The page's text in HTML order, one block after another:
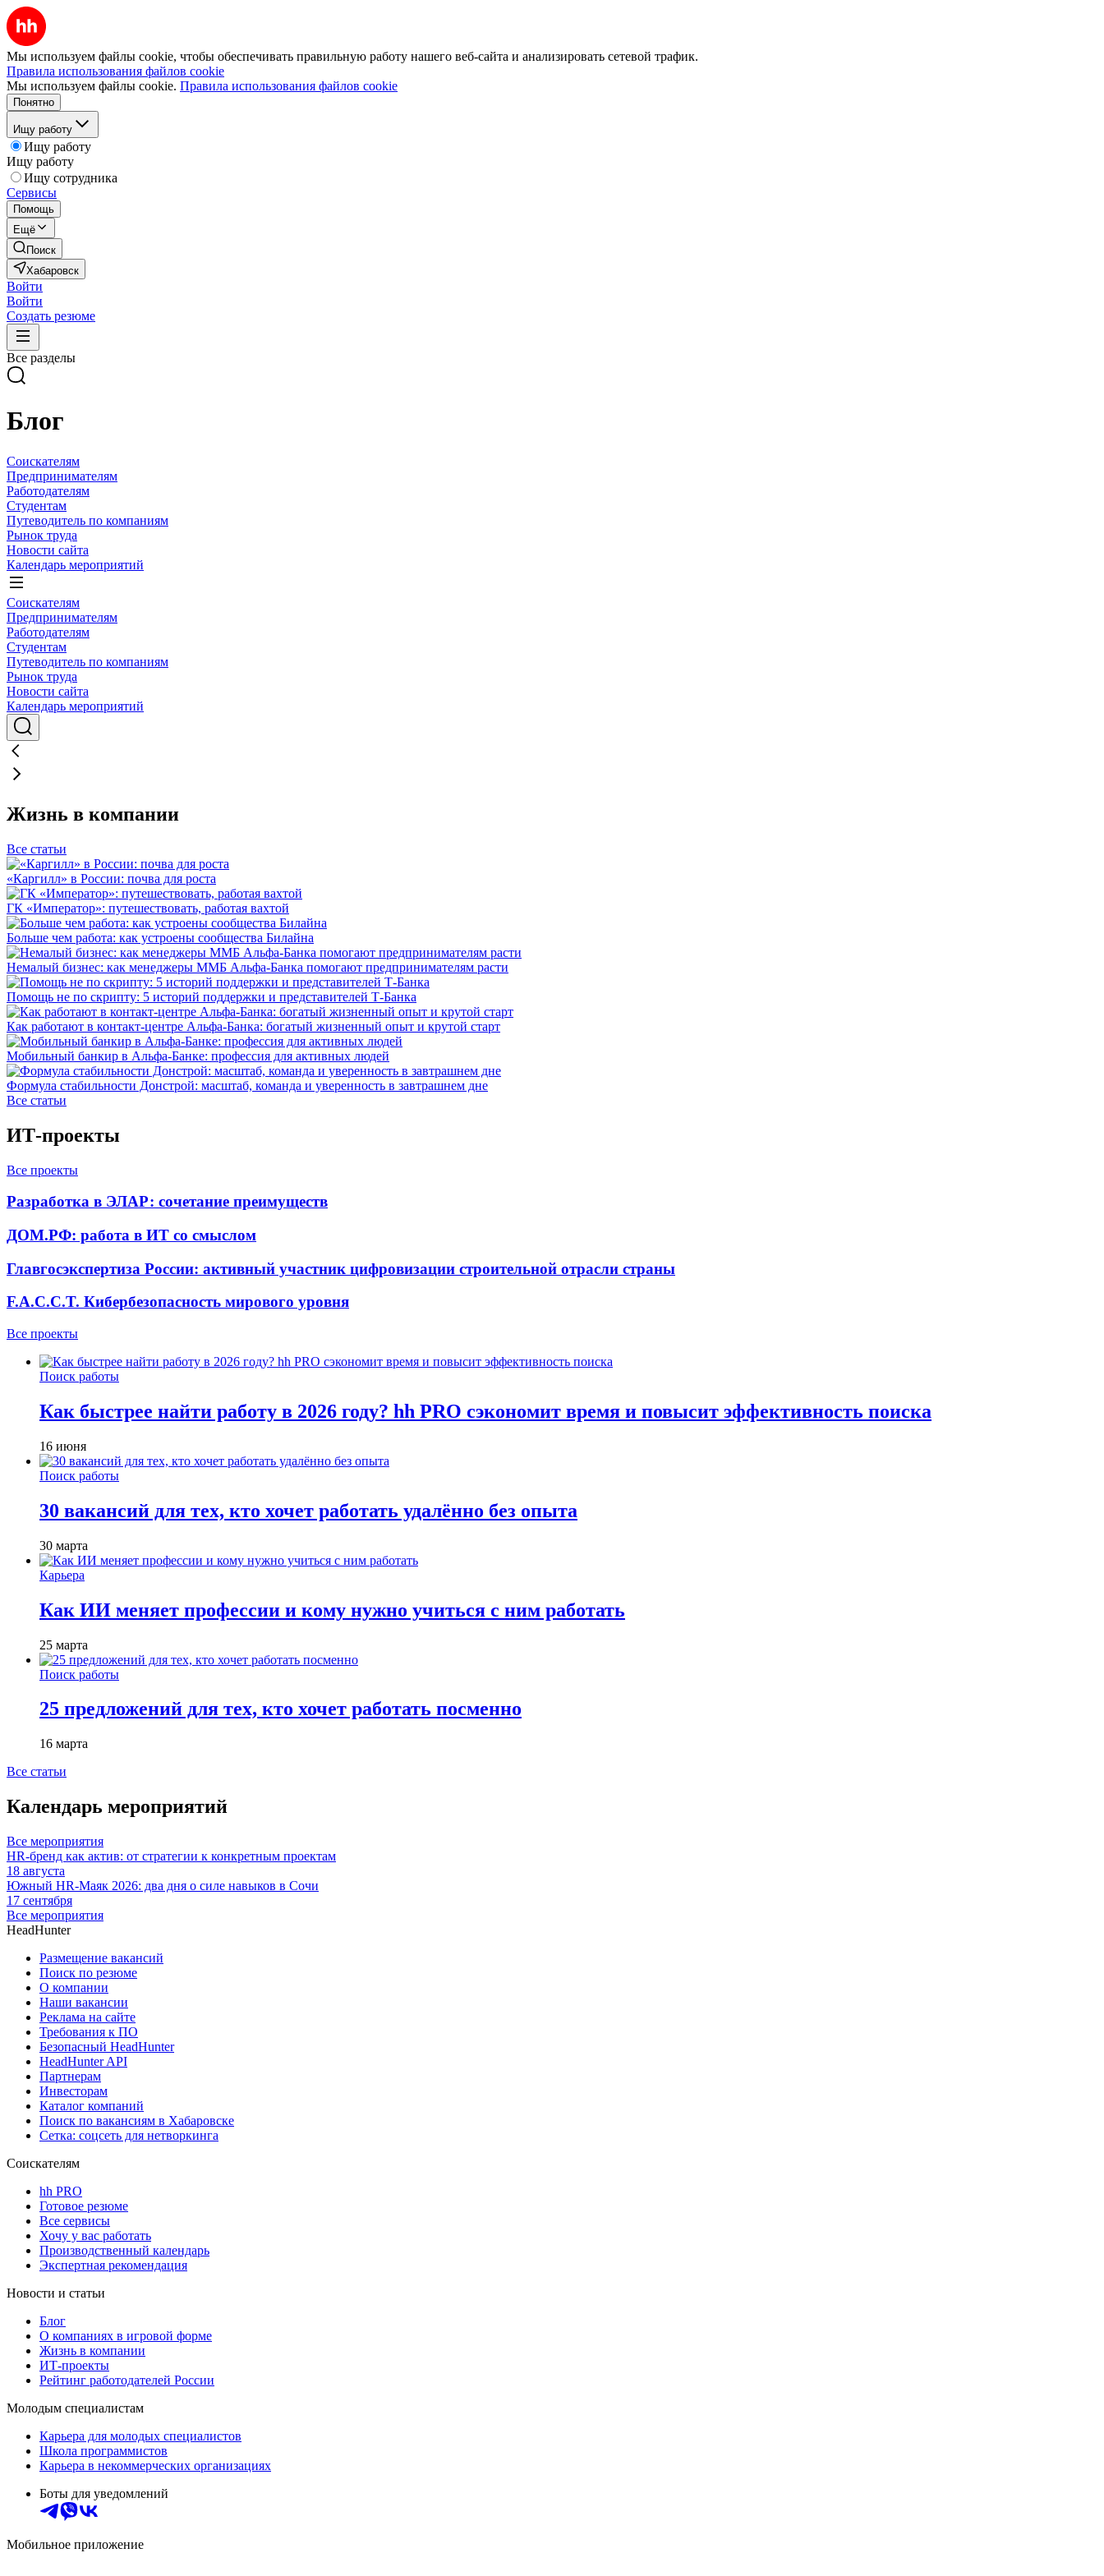
Мы используем файлы cookie, чтобы обеспечивать правильную работу нашего веб-сайта и анализировать сетевой трафик.
Правила использования файлов cookie
Мы используем файлы cookie. Правила использования файлов cookie
Понятно
Ищу работу
Ищу работу
Ищу работу
Ищу сотрудника
Сервисы
Помощь
Ещё
Поиск
Хабаровск
Войти
Войти
Создать резюме
Все разделы
Блог
Соискателям
Предпринимателям
Работодателям
Студентам
Путеводитель по компаниям
Рынок труда
Новости сайта
Календарь мероприятий
Соискателям
Предпринимателям
Работодателям
Студентам
Путеводитель по компаниям
Рынок труда
Новости сайта
Календарь мероприятий
Жизнь в компании
Все статьи
«Каргилл» в России: почва для роста
ГК «Император»: путешествовать, работая вахтой
Больше чем работа: как устроены сообщества Билайна
Немалый бизнес: как менеджеры ММБ Альфа-Банка помогают предпринимателям расти
Помощь не по скрипту: 5 историй поддержки и представителей Т-Банка
Как работают в контакт-центре Альфа-Банка: богатый жизненный опыт и крутой старт
Мобильный банкир в Альфа-Банке: профессия для активных людей
Формула стабильности Донстрой: масштаб, команда и уверенность в завтрашнем дне
Все статьи
ИТ-проекты
Все проекты
Разработка в ЭЛАР: сочетание преимуществ
ДОМ.РФ: работа в ИТ со смыслом
Главгосэкспертиза России: активный участник цифровизации строительной отрасли страны
F.A.C.C.T. Кибербезопасность мирового уровня
Все проекты
Поиск работы
Как быстрее найти работу в 2026 году? hh PRO сэкономит время и повысит эффективность поиска
16 июня
Поиск работы
30 вакансий для тех, кто хочет работать удалённо без опыта
30 марта
Карьера
Как ИИ меняет профессии и кому нужно учиться с ним работать
25 марта
Поиск работы
25 предложений для тех, кто хочет работать посменно
16 марта
Все статьи
Календарь мероприятий
Все мероприятия
HR-бренд как актив: от стратегии к конкретным проектам
18 августа
Южный HR-Маяк 2026: два дня о силе навыков в Сочи
17 сентября
Все мероприятия
HeadHunter
Размещение вакансий
Поиск по резюме
О компании
Наши вакансии
Реклама на сайте
Требования к ПО
Безопасный HeadHunter
HeadHunter API
Партнерам
Инвесторам
Каталог компаний
Поиск по вакансиям в Хабаровске
Сетка: соцсеть для нетворкинга
Соискателям
hh PRO
Готовое резюме
Все сервисы
Хочу у вас работать
Производственный календарь
Экспертная рекомендация
Новости и статьи
Блог
О компаниях в игровой форме
Жизнь в компании
ИТ-проекты
Рейтинг работодателей России
Молодым специалистам
Карьера для молодых специалистов
Школа программистов
Карьера в некоммерческих организациях
Боты для уведомлений
Мобильное приложение